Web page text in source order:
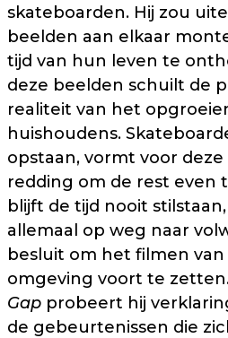
skateboarden. Hij zou
beelden aan elkaar
tijd van hun leven te
deze beelden schuilt de
realiteit van het
huishoudens.
opstaan, vormt voor
redding om de rest even
blijft de tijd nooit
allemaal op weg naar
besluit om het filmen
omgeving voort te
Gap probeert hij
de gebeurtenissen die